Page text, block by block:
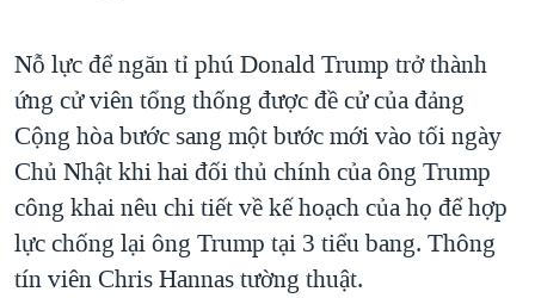
THỂ THAO
GIÁO DỤC
CHI PHÍ CHIẾN TRANH AFGHANISTAN
CÁC GIÁ TRỊ CỘNG HÒA Ở VIỆT NAM
THƯỢNG ĐỈNH TRUMP-KIM TẠI VIỆT NAM
TRỊNH VĨNH BÌNH VS. CHÍNH PHỦ VIỆT NAM
NGƯ DÂN VIỆT VÀ LÀN SÓNG TRỘM HẢI SÂM
Nỗ lực để ngăn tỉ phú Donald Trump trở thành
ứng cử viên tổng thống được đề cử của đảng
Cộng hòa bước sang một bước mới vào tối ngày
Chủ Nhật khi hai đối thủ chính của ông Trump
công khai nêu chi tiết về kế hoạch của họ để hợp
lực chống lại ông Trump tại 3 tiểu bang. Thông
tín viên Chris Hannas tường thuật.